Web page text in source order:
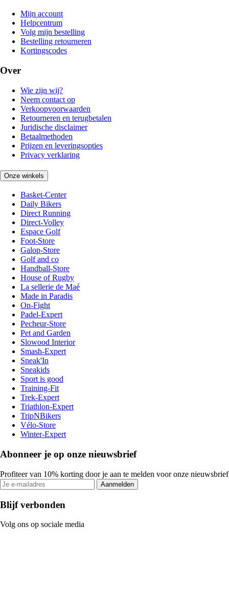
Mijn account
Helpcentrum
Volg mijn bestelling
Bestelling retourneren
Kortingscodes
Over
Wie zijn wij?
Neem contact op
Verkoopvoorwaarden
Retourneren en terugbetalen
Juridische disclaimer
Betaalmethoden
Prijzen en leveringsopties
Privacy verklaring
Onze winkels
Basket-Center
Daily Bikers
Direct Running
Direct-Volley
Espace Golf
Foot-Store
Galop-Store
Golf and co
Handball-Store
House of Rugby
La sellerie de Maé
Made in Paradis
On-Fight
Padel-Expert
Pecheur-Store
Pet and Garden
Slowood Interior
Smash-Expert
Sneak'In
Sneakids
Sport is good
Training-Fit
Trek-Expert
Triathlon-Expert
TripNBikers
Vélo-Store
Winter-Expert
Abonneer je op onze nieuwsbrief
Profiteer van 10% korting door je aan te melden voor onze nieuwsbrief
Aanmelden
Blijf verbonden
Volg ons op sociale media